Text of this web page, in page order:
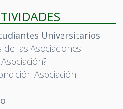
Universitarios
las Asociaciones
Asociación